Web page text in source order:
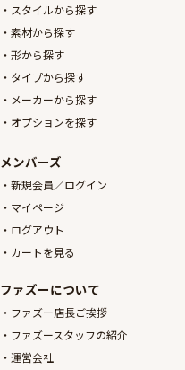
スタイルから探す
素材から探す
形から探す
タイプから探す
メーカーから探す
オプションを探す
メンバーズ
新規会員／ログイン
マイページ
ログアウト
カートを見る
ファズーについて
ファズー店長ご挨拶
ファズースタッフの紹介
運営会社